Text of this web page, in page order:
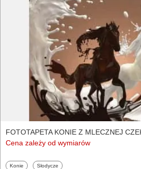
FOTOTAPETA KONIE Z MLECZNEJ
Cena zależy od wymiarów
Fototapety
Konie Fototapety
Słodycze